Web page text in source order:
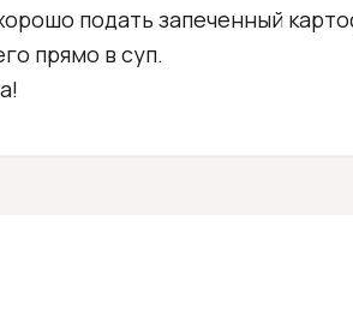
подать запеченный
прямо в суп.